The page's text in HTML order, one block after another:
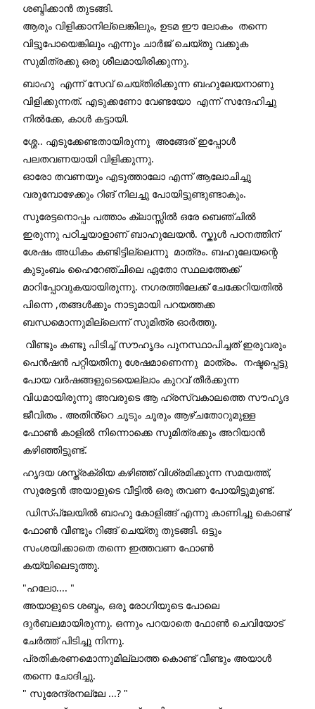
ശബ്ദിക്കാൻ തുടങ്ങി.
ആരും വിളിക്കാനില്ലെങ്കിലും, ഉടമ ഈ ലോകം  തന്നെ
വിട്ടുപോയെങ്കിലും എന്നും ചാർജ് ചെയ്തു വക്കുക
സുമിത്രക്കു ഒരു ശീലമായിരിക്കുന്നു.
ബാഹു  എന്ന് സേവ് ചെയ്തിരിക്കുന്ന ബഹുലേയനാണു
വിളിക്കുന്നത്‌. എടുക്കണോ വേണ്ടയോ  എന്ന് സന്ദേഹിച്ചു
നിൽക്കേ, കാൾ കട്ടായി.
ശ്ശേ.. എടുക്കേണ്ടതായിരുന്നു  അങ്ങേര് ഇപ്പോൾ
പലതവണയായി വിളിക്കുന്നു.
ഓരോ തവണയും എടുത്താലോ എന്ന് ആലോചിച്ചു
വരുമ്പോഴേക്കും റിങ് നിലച്ചു പോയിട്ടുണ്ടുണ്ടാകും.
സുരേട്ടനൊപ്പം പത്താം ക്ലാസ്സിൽ ഒരേ ബെഞ്ചിൽ
ഇരുന്നു പഠിച്ചയാളാണ് ബാഹുലേയൻ. സ്കൂൾ പഠനത്തിന്
ശേഷം അധികം കണ്ടിട്ടില്ലെന്നു  മാത്രം. ബഹുലേയന്റെ
കുടുംബം ഹൈറേഞ്ചിലെ ഏതോ സ്ഥലത്തേക്ക്
മാറിപ്പോവുകയായിരുന്നു. നഗരത്തിലേക്ക് ചേക്കേറിയതിൽ
പിന്നെ ,തങ്ങൾക്കും നാടുമായി പറയത്തക്ക
ബന്ധമൊന്നുമില്ലെന്ന് സുമിത്ര ഓർത്തു.
പെൻഷൻ പറ്റിയതിനു ശേഷമാണെന്നു  മാത്രം.  നഷ്ടപ്പെട്ടു
പോയ വർഷങ്ങളുടെയെല്ലാം കുറവ് തീർക്കുന്ന
വിധമായിരുന്നു അവരുടെ ആ ഹ്രസ്വകാലത്തെ സൗഹൃദ
ജീവിതം . അതിൻ്റെ ചൂടും ചൂരും ആഴ്ചതോറുമുള്ള
ഫോൺ കാളിൽ നിന്നൊക്കെ സുമിത്രക്കും അറിയാൻ
കഴിഞ്ഞിട്ടുണ്ട്‌.
ഹൃദയ ശസ്ത്രക്രിയ കഴിഞ്ഞ് വിശ്രമിക്കുന്ന സമയത്ത്,
സുരേട്ടൻ അയാളുടെ വീട്ടിൽ ഒരു തവണ പോയിട്ടുമുണ്ട്.
ഫോൺ വീണ്ടും റിങ്ങ് ചെയ്തു തുടങ്ങി. ഒട്ടും
സംശയിക്കാതെ തന്നെ ഇത്തവണ ഫോൺ
കയ്യിലെടുത്തു.
"ഹലോ.... "
അയാളുടെ ശബ്ദം, ഒരു രോഗിയുടെ പോലെ
ദുർബലമായിരുന്നു. ഒന്നും പറയാതെ ഫോൺ ചെവിയോട്
ചേർത്ത് പിടിച്ചു നിന്നു.
പ്രതികരണമൊന്നുമില്ലാത്ത കൊണ്ട് വീണ്ടും അയാൾ
തന്നെ ചോദിച്ചു.
" സുരേന്ദ്രനല്ലേ ...? "